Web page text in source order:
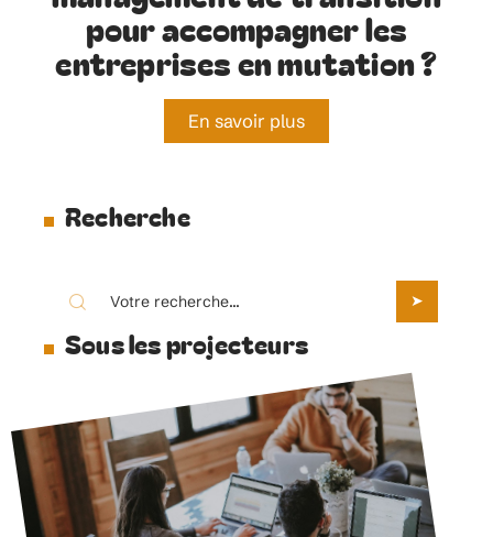
pour accompagner les
entreprises en mutation ?
En savoir plus
Recherche
Sous les projecteurs